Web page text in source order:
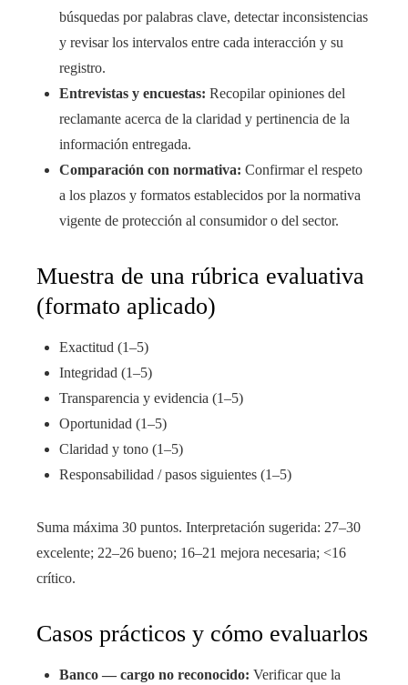
búsquedas por palabras clave, detectar inconsistencias
y revisar los intervalos entre cada interacción y su
registro.
Entrevistas y encuestas: Recopilar opiniones del
reclamante acerca de la claridad y pertinencia de la
información entregada.
Comparación con normativa: Confirmar el respeto
a los plazos y formatos establecidos por la normativa
vigente de protección al consumidor o del sector.
Muestra de una rúbrica evaluativa
(formato aplicado)
Exactitud (1–5)
Integridad (1–5)
Transparencia y evidencia (1–5)
Oportunidad (1–5)
Claridad y tono (1–5)
Responsabilidad / pasos siguientes (1–5)
Suma máxima 30 puntos. Interpretación sugerida: 27–30
excelente; 22–26 bueno; 16–21 mejora necesaria; <16
crítico.
Casos prácticos y cómo evaluarlos
Banco — cargo no reconocido: Verificar que la